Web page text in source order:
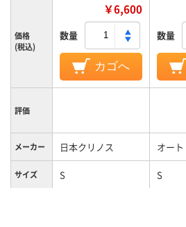
価格
(税込)
￥6,600
数量
カゴへ
数量
評価
メーカー 日本クリノス オート
サイズ S S